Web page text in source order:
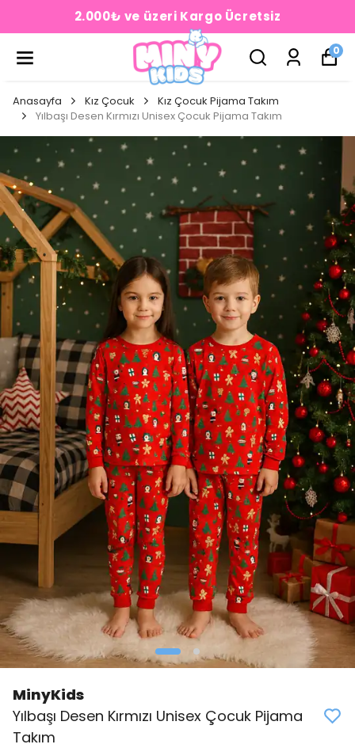
2.000₺ ve üzeri Kargo Ücretsiz
0
Anasayfa Kız Çocuk
Kız Çocuk Pijama Takım
Yılbaşı Desen Kırmızı Unisex Çocuk Pijama Takım
MinyKids
Yılbaşı Desen Kırmızı Unisex Çocuk Pijama
Takım